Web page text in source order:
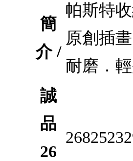
簡
介 /
帕斯特
原創插
耐磨．
誠
品
26